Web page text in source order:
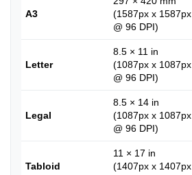
A3
(1587px x 1587px
@ 96 DPI)
Letter
8.5 × 11 in
(1087px x 1087px
@ 96 DPI)
Legal
8.5 × 14 in
(1087px x 1087px
@ 96 DPI)
Tabloid
11 × 17 in
(1407px x 1407px